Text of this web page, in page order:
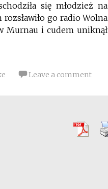
się młodzież na
rozsławiło go radio Wolna
Murnau i cudem uniknął
Leave a comment